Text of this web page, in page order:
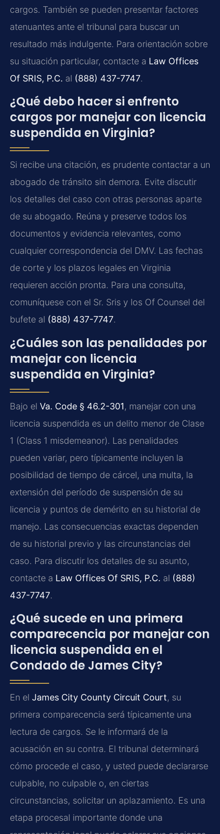
cargos. También se pueden presentar factores
atenuantes ante el tribunal para buscar un
resultado más indulgente. Para orientación sobre
su situación particular, contacte a Law Offices
Of SRIS, P.C. al (888) 437-7747.
¿Qué debo hacer si enfrento
cargos por manejar con licencia
suspendida en Virginia?
Si recibe una citación, es prudente contactar a un
abogado de tránsito sin demora. Evite discutir
los detalles del caso con otras personas aparte
de su abogado. Reúna y preserve todos los
documentos y evidencia relevantes, como
cualquier correspondencia del DMV. Las fechas
de corte y los plazos legales en Virginia
requieren acción pronta. Para una consulta,
comuníquese con el Sr. Sris y los Of Counsel del
bufete al (888) 437-7747.
¿Cuáles son las penalidades por
manejar con licencia
suspendida en Virginia?
Bajo el Va. Code § 46.2-301, manejar con una
licencia suspendida es un delito menor de Clase
1 (Class 1 misdemeanor). Las penalidades
pueden variar, pero típicamente incluyen la
posibilidad de tiempo de cárcel, una multa, la
extensión del período de suspensión de su
licencia y puntos de demérito en su historial de
manejo. Las consecuencias exactas dependen
de su historial previo y las circunstancias del
caso. Para discutir los detalles de su asunto,
contacte a Law Offices Of SRIS, P.C. al (888)
437-7747.
¿Qué sucede en una primera
comparecencia por manejar con
licencia suspendida en el
Condado de James City?
En el James City County Circuit Court, su
primera comparecencia será típicamente una
lectura de cargos. Se le informará de la
acusación en su contra. El tribunal determinará
cómo procede el caso, y usted puede declararse
culpable, no culpable o, en ciertas
circunstancias, solicitar un aplazamiento. Es una
etapa procesal importante donde una